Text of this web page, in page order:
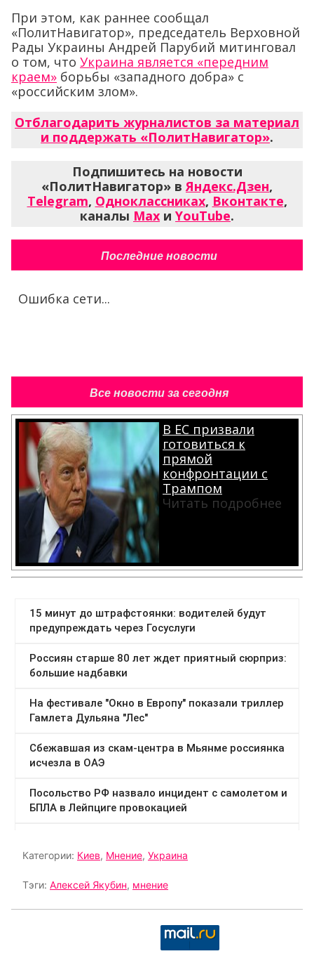
При этом, как раннее сообщал
«ПолитНавигатор», председатель Верховной
Рады Украины Андрей Парубий митинговал
о том, что Украина является «передним
краем» борьбы «западного добра» с
«российским злом».
Отблагодарить журналистов за материал
и поддержать «ПолитНавигатор».
Подпишитесь на новости
«ПолитНавигатор» вЯндекс.Дзен,
Telegram, Одноклассниках, Вконтакте,
каналы Max и YouTube.
Последние новости
Ошибка сети...
Все новости за сегодня
В ЕС призвали
готовиться к
прямой
конфронтации с
Трампом
Читать подробнее
Категории: Киев, Мнение, Украина
Тэги: Алексей Якубин, мнение